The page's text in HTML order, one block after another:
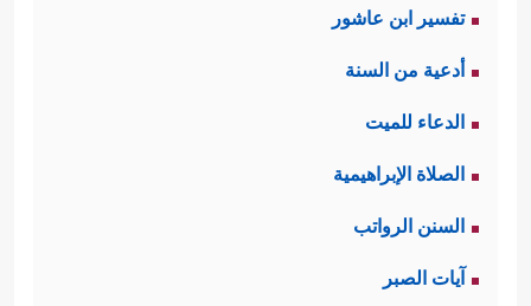
تفسير ابن عاشور
أدعية من السنة
الدعاء للميت
الصلاة الإبراهيمية
السنن الرواتب
آيات الصبر